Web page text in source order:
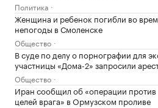
Политика
Женщина и ребенок погибли во
непогоды в Смоленске
Общество
В суде по делу о порнографии для
участницы «Дома-2» запросили
Общество
Иран сообщил об «операции против
целей врага» в Ормузском проливе